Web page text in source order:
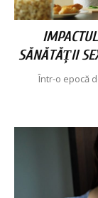
SĂNĂTĂȚII
Într-o epocă